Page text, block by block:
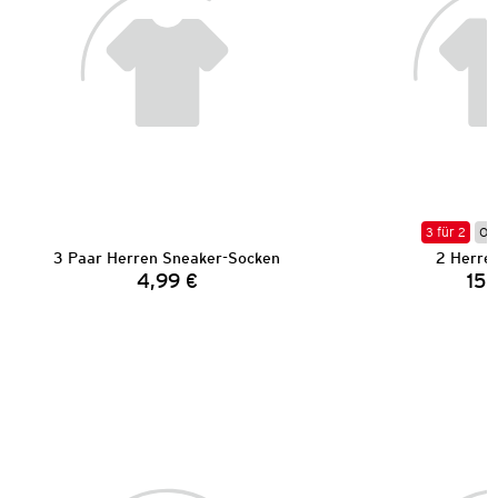
3 Paar Herren Sneaker-Socken
Preis:
4,99 €
3 für 2
2